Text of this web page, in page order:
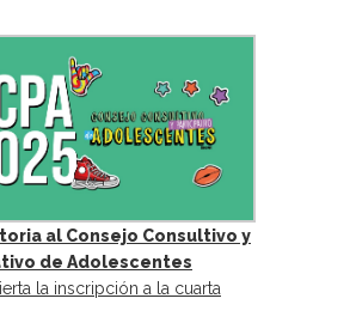
al Consejo Consultivo y
de Adolescentes
la inscripción a la cuarta